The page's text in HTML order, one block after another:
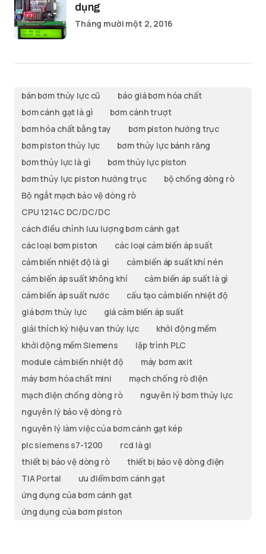
dụng
Tháng mười một 2, 2016
bán bơm thủy lực cũ
báo giá bơm hóa chất
bơm cánh gạt là gì
bơm cánh trượt
bơm hóa chất bằng tay
bơm piston hướng trục
bơm piston thủy lực
bơm thủy lực bánh răng
bơm thủy lực là gì
bơm thủy lực piston
bơm thủy lực piston hướng trục
bộ chống dòng rò
Bộ ngắt mạch bảo vệ dòng rò
CPU 1214C DC/DC/DC
cách điều chỉnh lưu lượng bơm cánh gạt
các loại bơm piston
các loại cảm biến áp suất
cảm biến nhiệt độ là gì
cảm biến áp suất khí nén
cảm biến áp suất không khí
cảm biến áp suất là gì
cảm biến áp suất nước
cấu tạo cảm biến nhiệt độ
giá bơm thủy lực
giá cảm biến áp suất
giải thích ký hiệu van thủy lực
khởi động mềm
khởi động mềm Siemens
lập trình PLC
module cảm biến nhiệt độ
máy bơm axit
máy bơm hóa chất mini
mạch chống rò điện
mạch điện chống dòng rò
nguyên lý bơm thủy lực
nguyên lý bảo vệ dòng rò
nguyên lý làm việc của bơm cánh gạt kép
plc siemens s7-1200
rcd là gi
thiết bị bảo vệ dòng rò
thiết bị bảo vệ dòng điện
TIA Portal
ưu điểm bơm cánh gạt
ứng dụng của bơm cánh gạt
ứng dụng của bơm piston